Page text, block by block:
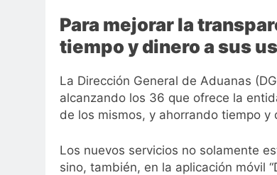
Para mejorar la
tiempo y dinero a sus
La Dirección General de Aduanas
alcanzando los 36 que ofrece la
de los mismos, y ahorrando tiempo y
Los nuevos servicios no solamente
sino, también, en la aplicación móvil